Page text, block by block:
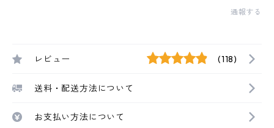
通報する
レビュー (118)
送料・配送方法について
お支払い方法について